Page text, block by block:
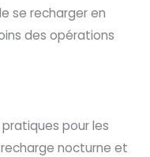
se recharger en
des opérations
pour les
nocturne et